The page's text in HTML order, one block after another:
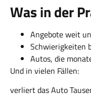
Was in der
Angebote weit
Schwierigkeiten
Autos, die
Und in vielen Fällen:
verliert das Auto